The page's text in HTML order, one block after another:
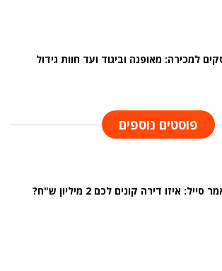
למכירה: מאופנה וביגוד ועד חוות גידול
פוסטים נוספים
סייל: איזו דירה קונים לכם 2 מיליון ש"ח?